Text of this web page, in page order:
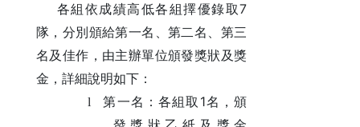
各組依成績高低各組擇優錄取7
隊，分別頒給第一名、第二名、第三
名及佳作，由主辦單位頒發獎狀及獎
金，詳細說明如下：
l
第一名：各組取 1名，頒